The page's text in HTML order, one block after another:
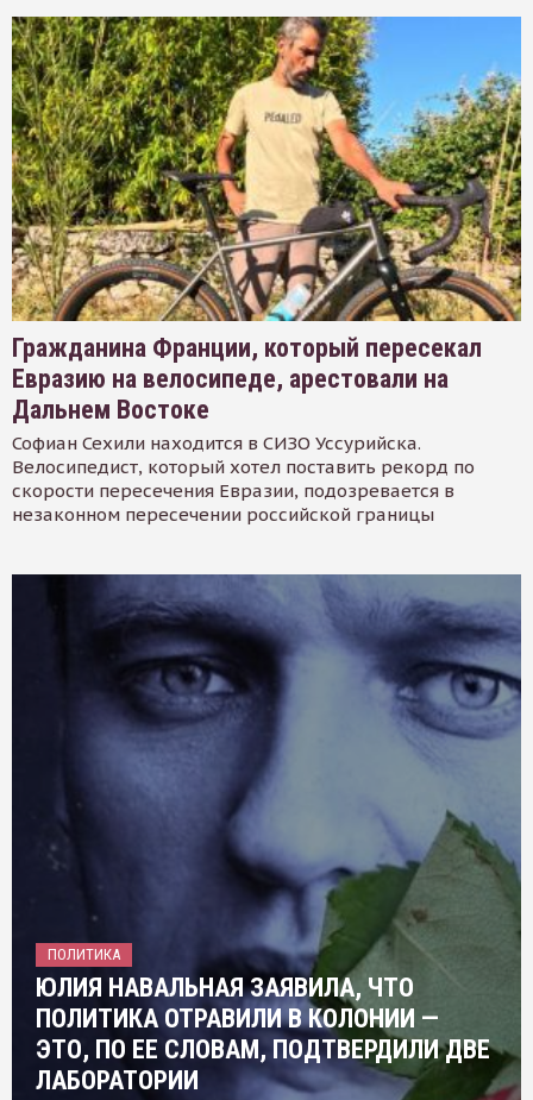
Гражданина Франции, который пересекал
Евразию на велосипеде, арестовали на
Дальнем Востоке
Софиан Сехили находится в СИЗО Уссурийска.
Велосипедист, который хотел поставить рекорд по
скорости пересечения Евразии, подозревается в
незаконном пересечении российской границы
ПОЛИТИКА
ЮЛИЯ НАВАЛЬНАЯ ЗАЯВИЛА, ЧТО
ПОЛИТИКА ОТРАВИЛИ В КОЛОНИИ —
ЭТО, ПО ЕЕ СЛОВАМ, ПОДТВЕРДИЛИ ДВЕ
ЛАБОРАТОРИИ